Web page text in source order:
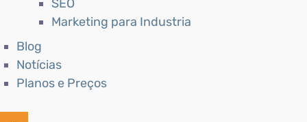
SEO
Marketing para Industria
Blog
Notícias
Planos e Preços